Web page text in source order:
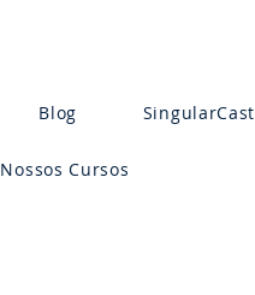
Blog SingularCast
Nossos Cursos